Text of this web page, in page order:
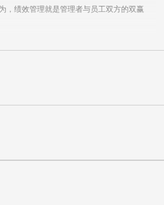
，绩效管理就是管理者与员工双方的双赢
业中推行和开展绩效管理工作。